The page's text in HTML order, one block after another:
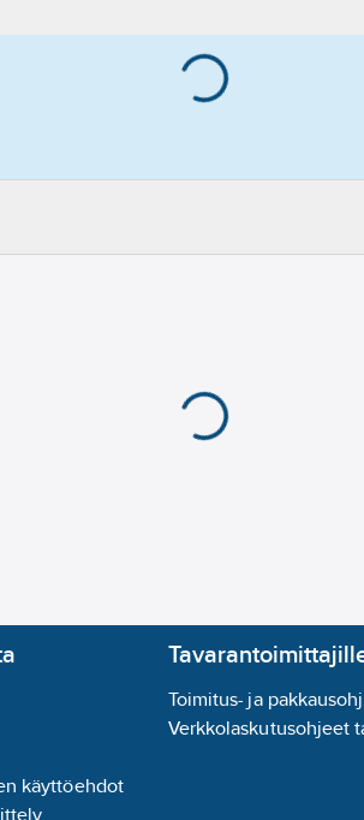
käyttöehdot
Toimitus- ja
Verkkolaskutusohjeet